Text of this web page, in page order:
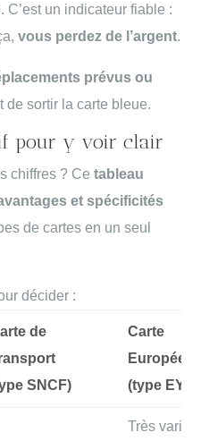
un indicateur fiable :
vous perdez de l’argent.
prévus ou
de sortir la carte bleue.
pour y voir clair
chiffres ? Cetableau
et spécificités
de cartes en un seul
décider :
de
SNCF)
Carte
(type
Très variés